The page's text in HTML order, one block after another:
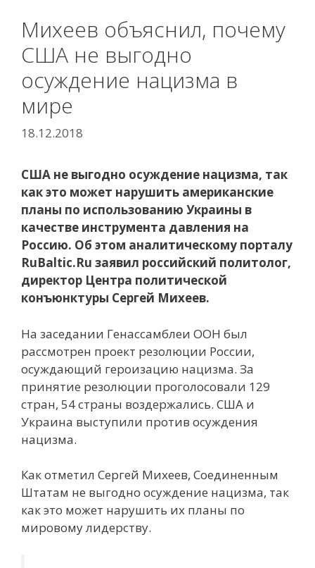
Михеев объяснил, почему
США не выгодно
осуждение нацизма в
мире
18.12.2018
США не выгодно осуждение нацизма, так
как это может нарушить американские
планы по использованию Украины в
качестве инструмента давления на
Россию. Об этом аналитическому порталу
RuBaltic.Ru заявил российский политолог,
директор Центра политической
конъюнктуры Сергей Михеев.
На заседании Генассамблеи ООН был
рассмотрен проект резолюции России,
осуждающий героизацию нацизма. За
принятие резолюции проголосовали 129
стран, 54 страны воздержались. США и
Украина выступили против осуждения
нацизма.
Как отметил Сергей Михеев, Соединенным
Штатам не выгодно осуждение нацизма, так
как это может нарушить их планы по
мировому лидерству.